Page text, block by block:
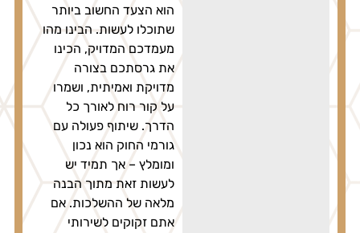
הוא הצעד החשוב ביותר
שתוכלו לעשות. הבינו מהו
מעמדכם המדויק, הכינו
את גרסתכם בצורה
מדויקת ואמיתית, ושמרו
על קור רוח לאורך כל
הדרך. שיתוף פעולה עם
גורמי החוק הוא נכון
ומומלץ – אך תמיד יש
לעשות זאת מתוך הבנה
מלאה של ההשלכות. אם
אתם זקוקים לשירותי